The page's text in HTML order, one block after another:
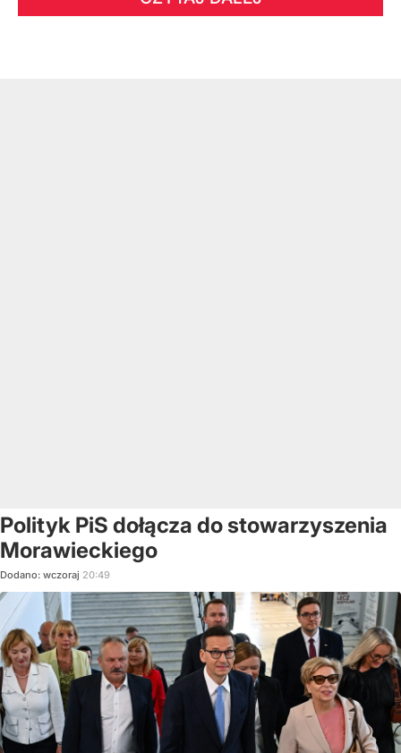
Polityk PiS dołącza do stowarzyszenia
Morawieckiego
Dodano: wczoraj 20:49